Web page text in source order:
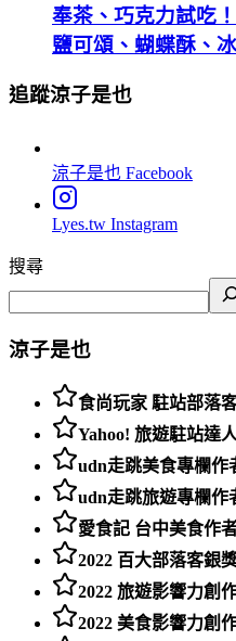
奉茶、巧克力試吃
鹽可頌、蝴蝶酥、
追蹤涼子是也
涼子是也 Facebook
Lyes.tw Instagram
搜尋
涼子是也
食尚玩家 駐站部落
Yahoo! 旅遊駐站達人
udn走跳美食專欄作
udn走跳旅遊專欄作
愛食記 台中美食作
2022 百大部落客銀
2022 旅遊影響力創
2022 美食影響力創